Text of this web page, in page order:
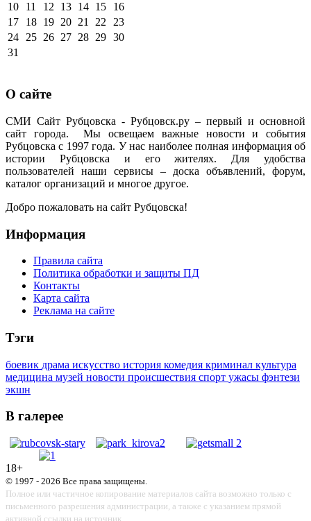
10
11 12 13 14 15
16
17
18 19 20 21 22
23
24
25 26 27 28 29 30
31
О сайте
СМИ Сайт Рубцовска - Рубцовск.ру – первый и основной
сайт города. Мы освещаем важные новости и события
Рубцовска с 1997 года. У нас наиболее полная информация об
истории Рубцовска и его жителях. Для удобства
пользователей наши сервисы – доска объявлений, форум,
каталог организаций и многое другое.
Добро пожаловать на сайт Рубцовска!
Информация
Правила сайта
Политика обработки и защиты ПД
Контакты
Карта сайта
Реклама на сайте
Тэги
боевик драма искусство история комедия криминал культура
медицина музей новости происшествия спорт ужасы фэнтези
экшн
В галерее
18+
© 1997 - 2026 Все права защищены.
Полное или частичное копирование материалов сайта возможно только с
письменного разрешения администрации, а также с указанием прямой
активной ссылки на источник.